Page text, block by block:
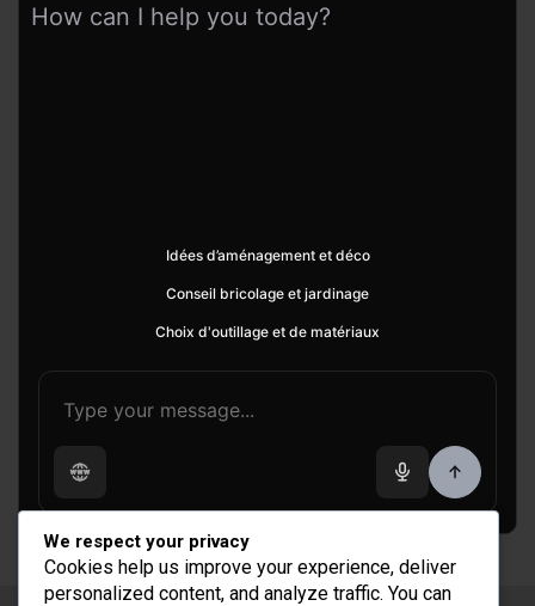
How can I help you today?
Idées d’aménagement et déco
Conseil bricolage et jardinage
Choix d'outillage et de matériaux
We respect your privacy
Cookies help us improve your experience, deliver
personalized content, and analyze traffic. You can